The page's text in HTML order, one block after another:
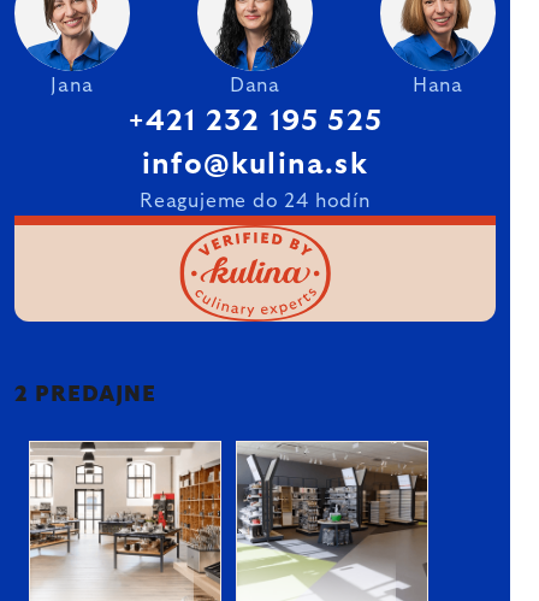
Jana Dana Hana
+421 232 195 525
info@kulina.sk
Reagujeme do 24 hodín
2 PREDAJNE